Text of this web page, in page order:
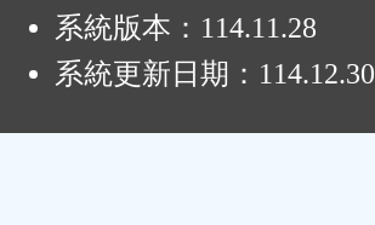
系統版本： 114.11.28
系統更新日期： 114.12.30